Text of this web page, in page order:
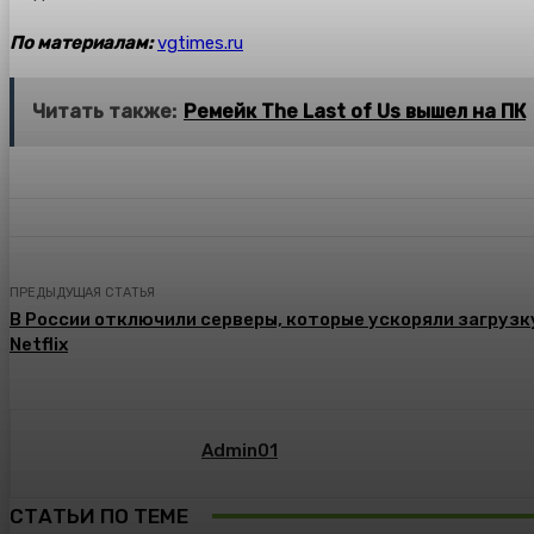
По материалам: vgtimes.ru
Читать также: Ремейк The Last of Us вышел на ПК
ПРЕДЫДУЩАЯ СТАТЬЯ
В России отключили серверы, которые ускоряли
Netflix
Admin01
СТАТЬИ ПО ТЕМЕ